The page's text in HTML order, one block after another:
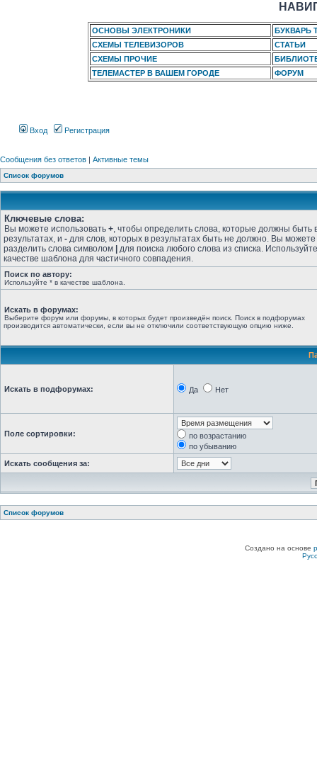
ОСНОВЫ ЭЛЕКТРОНИКИ
БУКВАРЬ
СХЕМЫ ТЕЛЕВИЗОРОВ
СТАТЬИ
СХЕМЫ ПРОЧИЕ
ТЕЛЕМАСТЕР В ВАШЕМ ГОРОДЕ
ФОРУМ
Вход Регистрация
Сообщения без ответов | Активные темы
Список форумов
Ключевые слова:
Вы можете использовать +, чтобы определить слова, которые должны быть
результатах, и - для слов, которых в результатах быть не должно. Вы можете
разделить слова символом
для поиска любого слова из списка.
качестве шаблона для частичного совпадения.
Поиск по автору:
Используйте * в качестве шаблона.
Искать в форумах:
Выберите форум или форумы, в которых будет произведён поиск. Поиск в подфорумах
производится автоматически, если вы не отключили соответствующую опцию ниже.
Искать в подфорумах: Да Нет
Поле сортировки:
по возрастанию
по убыванию
Искать сообщения за:
Список форумов
Создано на основе